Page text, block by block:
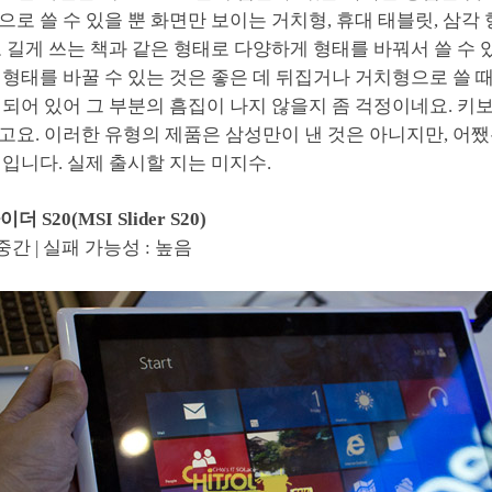
로 쓸 수 있을 뿐 화면만 보이는 거치형, 휴대 태블릿, 삼각
길게 쓰는 책과 같은 형태로 다양하게 형태를 바꿔서 쓸 수
태를 바꿀 수 있는 것은 좋은 데 뒤집거나 거치형으로 쓸
어 있어 그 부분의 흠집이 나지 않을지 좀 걱정이네요. 키
요. 이러한 유형의 제품은 삼성만이 낸 것은 아니지만, 어
니다. 실제 출시할 지는 미지수.
더 S20(MSI Slider S20)
간 | 실패 가능성 : 높음